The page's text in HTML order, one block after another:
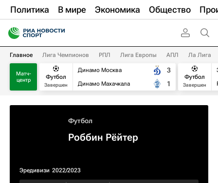
Политика В мире Экономика Общество
Главное Лига Чемпионов РПЛ Лига Европы АПЛ Ла Лига
Матч-
центр
Футбол
Завершен
Динамо Москва
Динамо Махачкала
3
1
Футбол
Завершен
Футбол
Роббин Рёйтер
Эредивизи 2022/2023